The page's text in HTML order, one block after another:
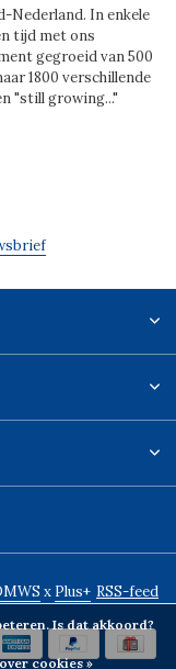
Nederland. In enkele
tijd met ons
gegroeid van 500
1800 verschillende
"still growing..."
x Plus+ RSS-feed
Is dat akkoord?
cookies »